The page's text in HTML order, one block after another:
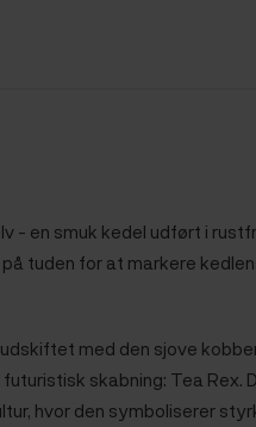
- en smuk kedel udført i
tuden for at markere
med den sjove
skabning: Tea Rex.
hvor den symboliserer